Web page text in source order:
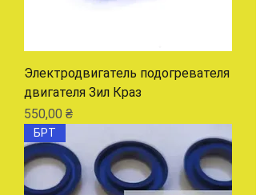
Электродвигатель подогревателя
двигателя Зил Краз
Цена
550,00 ₴
БРТ